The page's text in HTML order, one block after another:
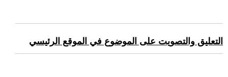
التعليق والتصويت على الموضوع في الموقع الرئيسي